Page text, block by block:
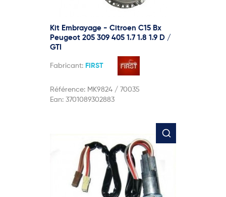
Kit Embrayage - Citroen C15 Bx
Peugeot 205 309 405 1.7 1.8 1.9 D /
GTI
Fabricant: FIRST
Référence: MK9824 / 70035
Ean: 3701089302883